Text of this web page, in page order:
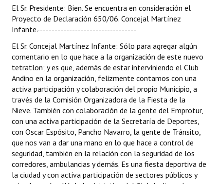
El Sr. Presidente: Bien. Se encuentra en consideración el
Proyecto de Declaración 650/06. Concejal Martínez
Infante.----------------------------------
El Sr. Concejal Martínez Infante: Sólo para agregar algún
comentario en lo que hace a la organización de este nuevo
tetratlon; y es que, además de estar interviniendo el Club
Andino en la organización, felizmente contamos con una
activa participación y colaboración del propio Municipio, a
través de la Comisión Organizadora de la Fiesta de la
Nieve. También con colaboración de la gente del Emprotur,
con una activa participación de la Secretaría de Deportes,
con Oscar Espósito, Pancho Navarro, la gente de Tránsito,
que nos van a dar una mano en lo que hace a control de
seguridad, también en la relación con la seguridad de los
corredores, ambulancias y demás. Es una fiesta deportiva de
la ciudad y con activa participación de sectores públicos y